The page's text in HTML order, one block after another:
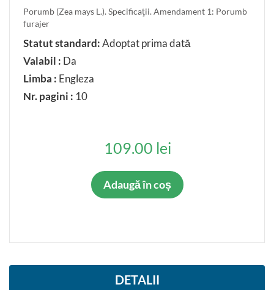
Anulat parţial
Restabilit
LIMBA ORIGINALĂ
Porumb (Zea mays L.). Specificaţii. Amendament 1: Porumb
furajer
Statut standard:Adoptat prima dată
Valabil : Da
Limba : Engleza
Nr. pagini : 10
109.00 lei
Adaugă în coș
DETALII